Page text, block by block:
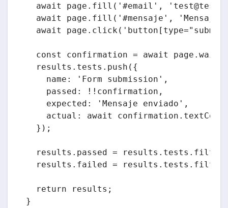
await page.fill('#email',
await page.fill('#mensaje', 'Mensaje
await
const confirmation = await
  results.tests.push({
    name: 'Form submission',
    passed: !!confirmation,
    expected: 'Mensaje enviado',
actual: await
  });
results.passed =
results.failed =
  return results;
}